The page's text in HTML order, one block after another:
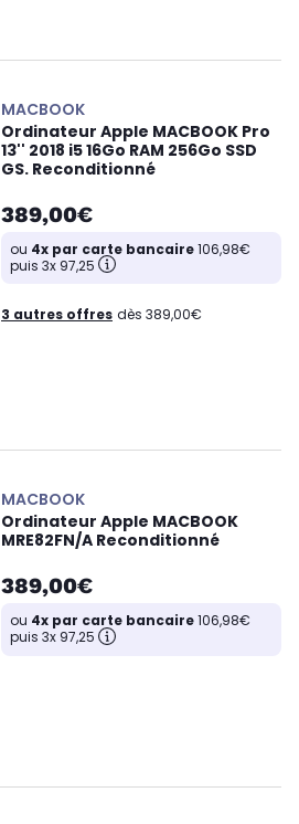
MACBOOK
Ordinateur Apple MACBOOK Pro
13'' 2018 i5 16Go RAM 256Go SSD
GS. Reconditionné
389,00€
ou 4x par carte bancaire106,98€
puis 3x 97,25
3 autres offres dès 389,00€
MACBOOK
Ordinateur Apple MACBOOK
MRE82FN/A Reconditionné
389,00€
ou 4x par carte bancaire106,98€
puis 3x 97,25